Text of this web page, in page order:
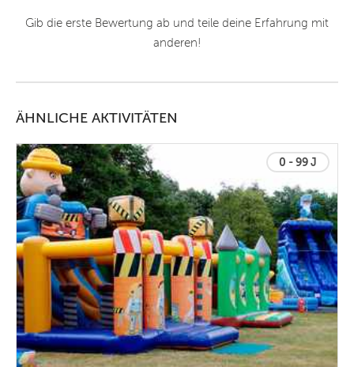
Gib die erste Bewertung ab und teile deine Erfahrung mit
anderen!
ÄHNLICHE AKTIVITÄTEN
0 - 99 J